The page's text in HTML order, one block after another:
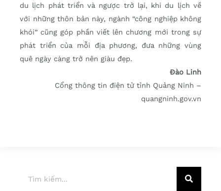
du lịch phát triển và ngược trở lại, khi du lịch về
với những thôn bản này, ngành “công nghiệp không
khói” cũng góp phần viết lên chương mới trong sự
phát triển của mỗi địa phương, đưa những vùng
quê ngày càng trở nên giàu đẹp.
Đào Linh
Cổng thông tin điện tử tỉnh Quảng Ninh –
quangninh.gov.vn